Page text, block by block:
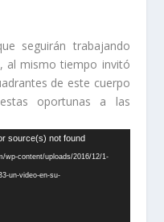
seguirán trabajando
al mismo tiempo invitó
de este cuerpo
oportunas a las
source(s) not found
wp-content/uploads/2016/12/1-
un-video-en-su-